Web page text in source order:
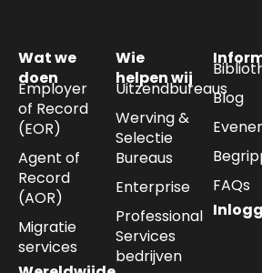
Wat we
doen
Employer
of Record
(EOR)
Agent of
Record
(AOR)
Migratie
services
Wie
helpen wij
Uitzendbureaus
Werving &
Selectie
Bureaus
Enterprise
Professional
Services
bedrijven
Blog
FAQs